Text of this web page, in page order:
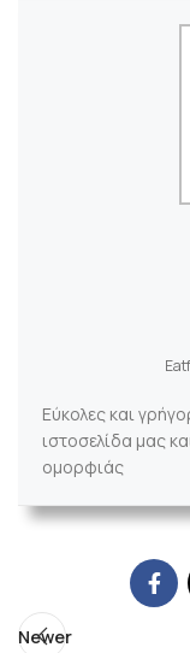
Εύκολες και
ιστοσελίδα μας
ομορφιάς
Newer